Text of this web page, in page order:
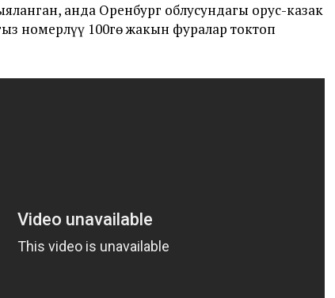
анда Оренбург облусундагы орус-казак
номерлүү 100гө жакын фуралар токтоп